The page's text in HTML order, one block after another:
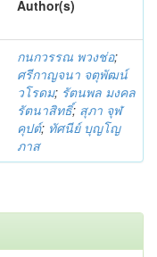
Author(s)
กนกวรรณ พวงช่อ;
ศรีกาญจนา จตุพัฒน์
วโรดม; รัตนพล มงคล
รัตนาสิทธิ์; สุภา จุฬ
คุปต์; ทัศนีย์ บุญโญ
ภาส